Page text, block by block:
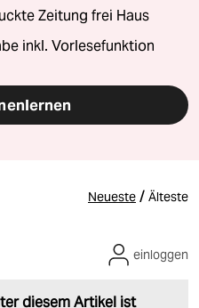
Zeitung frei Haus
inkl. Vorlesefunktion
Neueste / Älteste
diesem Artikel ist
einloggen